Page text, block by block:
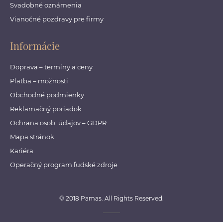
Svadobné oznámenia
Vianočné pozdravy pre firmy
Informácie
Doprava – termíny a ceny
Platba – možnosti
Obchodné podmienky
Reklamačný poriadok
Ochrana osob. údajov – GDPR
Mapa stránok
Kariéra
Operačný program ľudské zdroje
© 2018 Pamas. All Rights Reserved.